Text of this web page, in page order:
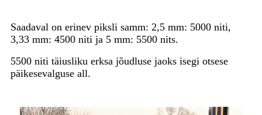
Saadaval on erinev piksli samm: 2,5 mm: 5000 niti,
3,33 mm: 4500 niti ja 5 mm: 5500 nits.
5500 niti täiusliku erksa jõudluse jaoks isegi otsese
päikesevalguse all.